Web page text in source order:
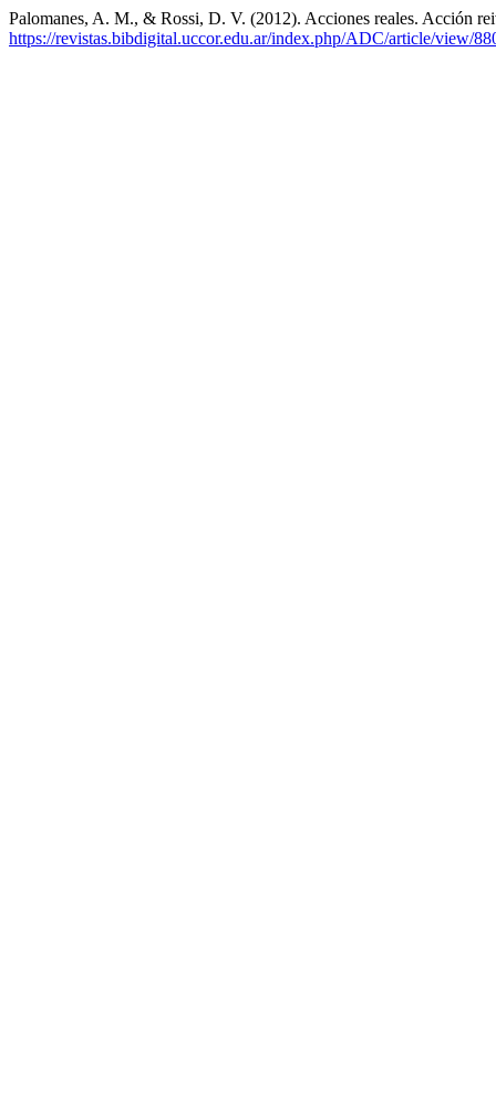
Palomanes, A. M., & Rossi, D. V. (2012). Acciones reales. Acción
https://revistas.bibdigital.uccor.edu.ar/index.php/ADC/article/view/